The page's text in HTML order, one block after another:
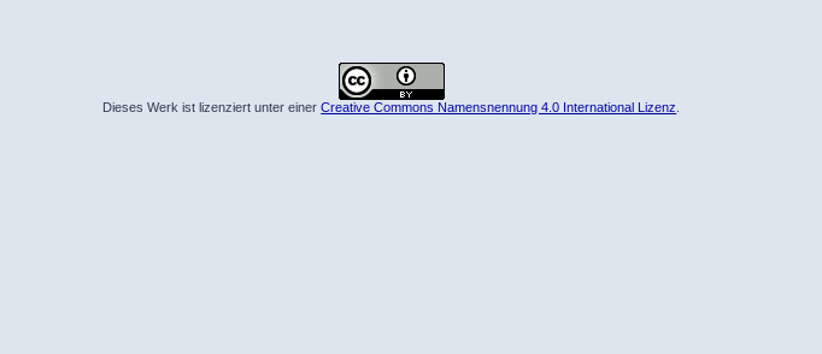
Dieses Werk ist lizenziert unter einerCreative Commons Namensnennung 4.0 International Lizenz